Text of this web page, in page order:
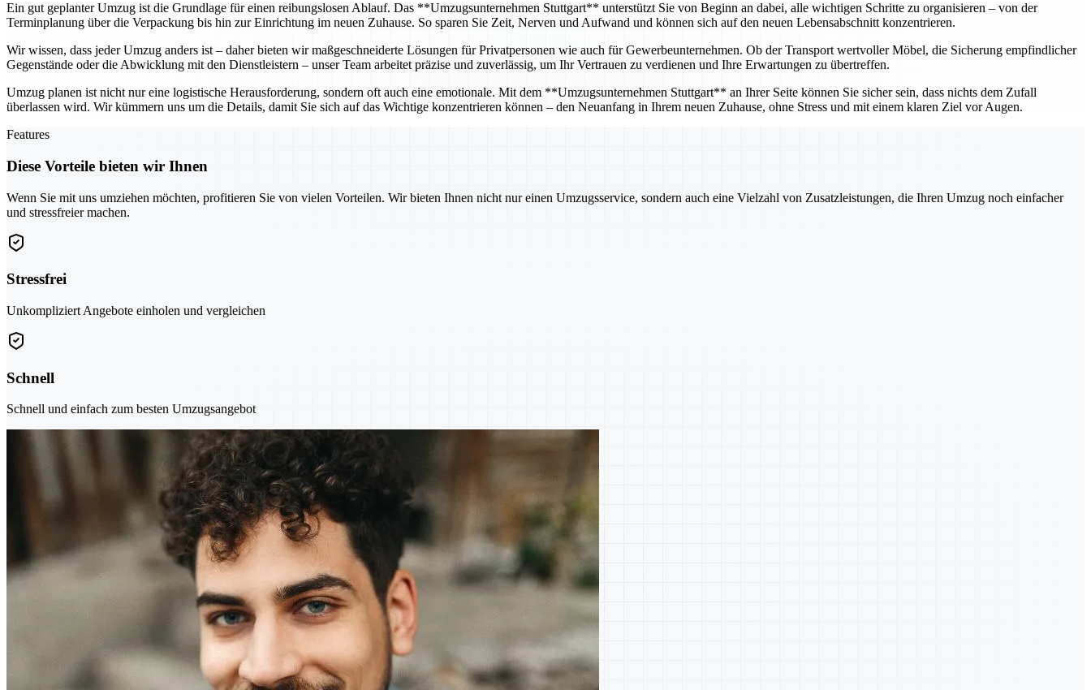
Ein gut geplanter Umzug ist die Grundlage für einen reibungslosen Ablauf. Das **Umzugsunternehmen Stuttgart** unterstützt Sie von Beginn an dabei, alle wichtigen Schritte zu organisieren – von der
Terminplanung über die Verpackung bis hin zur Einrichtung im neuen Zuhause. So sparen Sie Zeit, Nerven und Aufwand und können sich auf den neuen Lebensabschnitt konzentrieren.
Wir wissen, dass jeder Umzug anders ist – daher bieten wir maßgeschneiderte Lösungen für Privatpersonen wie auch für Gewerbeunternehmen. Ob der Transport wertvoller Möbel, die Sicherung empfindlicher
Gegenstände oder die Abwicklung mit den Dienstleistern – unser Team arbeitet präzise und zuverlässig, um Ihr Vertrauen zu verdienen und Ihre Erwartungen zu übertreffen.
Umzug planen ist nicht nur eine logistische Herausforderung, sondern oft auch eine emotionale. Mit dem **Umzugsunternehmen Stuttgart** an Ihrer Seite können Sie sicher sein, dass nichts dem Zufall
überlassen wird. Wir kümmern uns um die Details, damit Sie sich auf das Wichtige konzentrieren können – den Neuanfang in Ihrem neuen Zuhause, ohne Stress und mit einem klaren Ziel vor Augen.
Features
Diese Vorteile bieten wir Ihnen
Wenn Sie mit uns umziehen möchten, profitieren Sie von vielen Vorteilen. Wir bieten Ihnen nicht nur einen Umzugsservice, sondern auch eine Vielzahl von Zusatzleistungen, die Ihren Umzug noch einfacher
und stressfreier machen.
Stressfrei
Unkompliziert Angebote einholen und vergleichen
Schnell
Schnell und einfach zum besten Umzugsangebot